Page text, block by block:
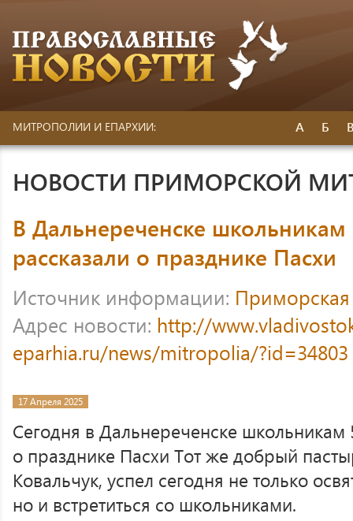
МИТРОПОЛИИ И ЕПАРХИИ: А Б
НОВОСТИ ПРИМОРСКОЙ
В Дальнереченске школьникам
рассказали о празднике Пасхи
Источник информации:
Адрес новости: http://
eparhia.ru/news/mitropolia/?id=34803
17 Апреля 2025
Сегодня в Дальнереченске школьникам
о празднике Пасхи Тот же добрый
Ковальчук, успел сегодня не только
но и встретиться со школьниками.